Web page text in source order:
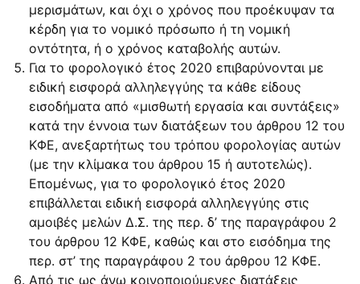
μερισμάτων, και όχι ο χρόνος που προέκυψαν τα
κέρδη για το νομικό πρόσωπο ή τη νομική
οντότητα, ή ο χρόνος καταβολής αυτών.
Για το φορολογικό έτος 2020 επιβαρύνονται με
ειδική εισφορά αλληλεγγύης τα κάθε είδους
εισοδήματα από «μισθωτή εργασία και συντάξεις»
κατά την έννοια των διατάξεων του άρθρου 12 του
ΚΦΕ, ανεξαρτήτως του τρόπου φορολογίας αυτών
(με την κλίμακα του άρθρου 15 ή αυτοτελώς).
Επομένως, για το φορολογικό έτος 2020
επιβάλλεται ειδική εισφορά αλληλεγγύης στις
αμοιβές μελών Δ.Σ. της περ. δ’ της παραγράφου 2
του άρθρου 12 ΚΦΕ, καθώς και στο εισόδημα της
περ. στ’ της παραγράφου 2 του άρθρου 12 ΚΦΕ.
Από τις ως άνω κοινοποιούμενες διατάξεις